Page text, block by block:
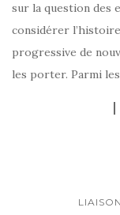
sur la question des
considérer
progressive de
les porter. Parmi